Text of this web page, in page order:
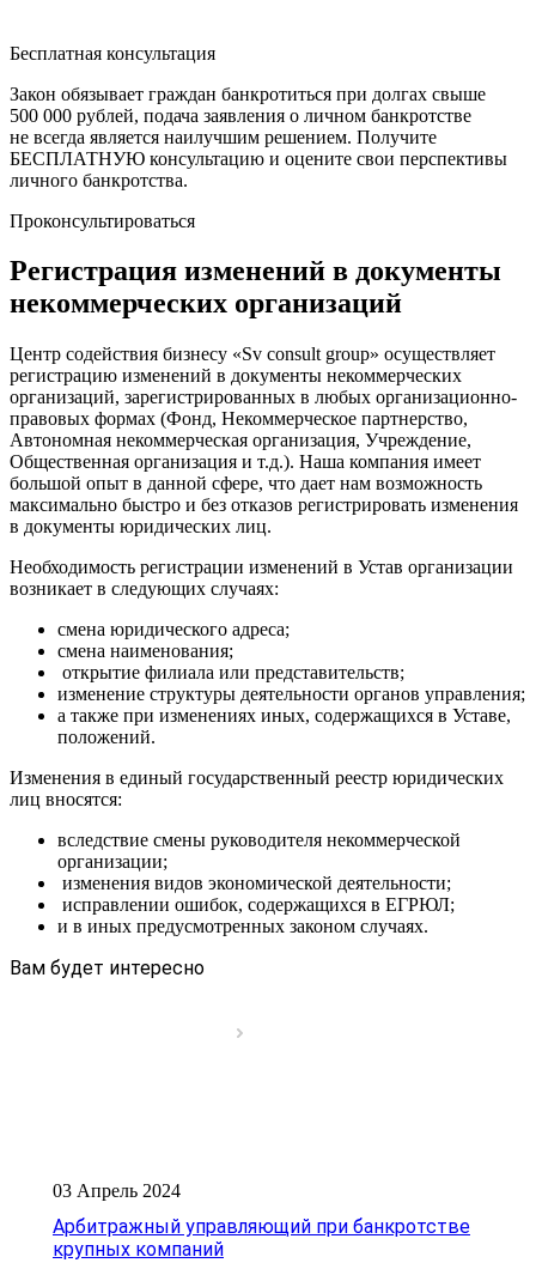
Бесплатная консультация
Закон обязывает граждан банкротиться при долгах свыше
500 000 рублей, подача заявления о личном банкротстве
не всегда является наилучшим решением. Получите
БЕСПЛАТНУЮ консультацию и оцените свои перспективы
личного банкротства.
Проконсультироваться
Регистрация изменений в документы
некоммерческих организаций
Центр содействия бизнесу «Sv consult group» осуществляет
регистрацию изменений в документы некоммерческих
организаций, зарегистрированных в любых организационно-
правовых формах (Фонд, Некоммерческое партнерство,
Автономная некоммерческая организация, Учреждение,
Общественная организация и т.д.). Наша компания имеет
большой опыт в данной сфере, что дает нам возможность
максимально быстро и без отказов регистрировать изменения
в документы юридических лиц.
Необходимость регистрации изменений в Устав организации
возникает в следующих случаях:
смена юридического адреса;
смена наименования;
открытие филиала или представительств;
изменение структуры деятельности органов управления;
а также при изменениях иных, содержащихся в Уставе,
положений.
Изменения в единый государственный реестр юридических
лиц вносятся:
вследствие смены руководителя некоммерческой
организации;
изменения видов экономической деятельности;
исправлении ошибок, содержащихся в ЕГРЮЛ;
и в иных предусмотренных законом случаях.
Вам будет интересно
03 Апрель 2024
Арбитражный управляющий при банкротстве
крупных компаний